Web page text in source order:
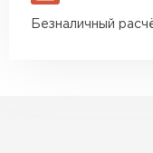
Безналичный